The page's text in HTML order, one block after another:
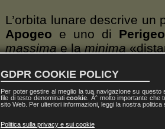
L’orbita lunare descrive
Apogeo e uno di Perigeo
massimae laminima
appare nel cielo più
vicinanza. Viceversa nel
la sua influenza sulla
distanza da essa.
GDPR COOKIE POLICY
Per poter gestire al meglio la tua navigazione su
file di testo denominaticookie . Ãˆ molto importante
sito Web. Per ulteriori informazioni, leggi la nostra
Politica sulla privacy e sui cookie